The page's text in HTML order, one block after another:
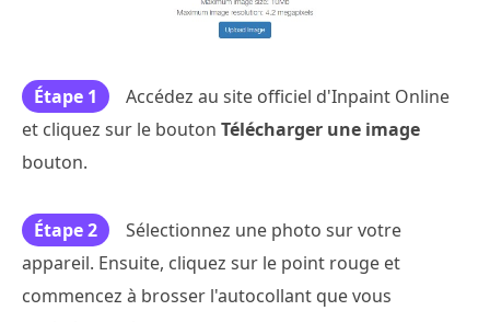
Étape 1
Accédez au site officiel d'Inpaint Online
et cliquez sur le bouton Télécharger une image
bouton.
Étape 2
Sélectionnez une photo sur votre
appareil. Ensuite, cliquez sur le point rouge et
commencez à brosser l'autocollant que vous